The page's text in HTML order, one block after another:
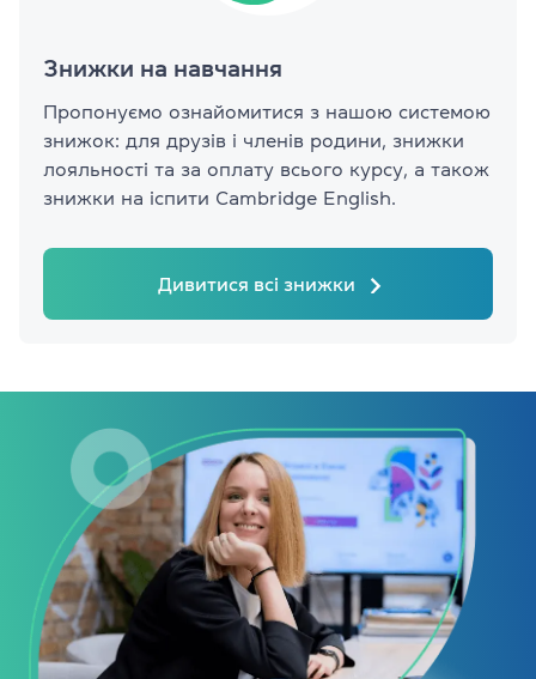
Знижки на навчання
Пропонуємо ознайомитися з нашою системою
знижок: для друзів і членів родини, знижки
лояльності та за оплату всього курсу, а також
знижки на іспити Cambridge English.
Дивитися всі знижки